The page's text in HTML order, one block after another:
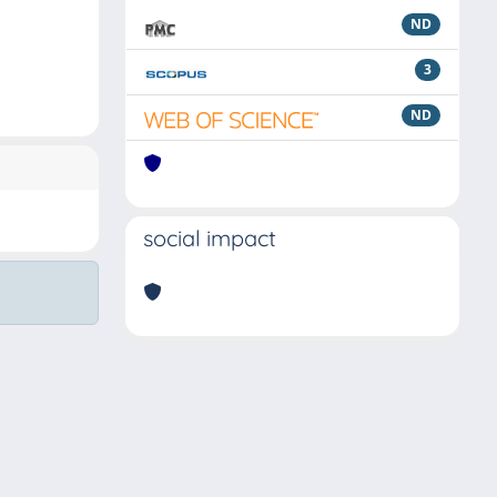
ND
3
ND
social impact